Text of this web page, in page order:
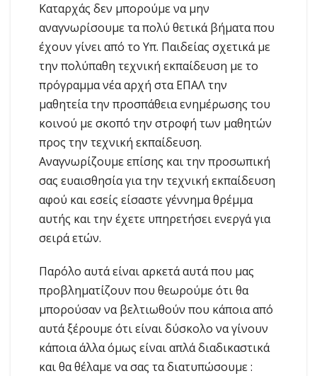
Καταρχάς δεν μπορούμε να μην
αναγνωρίσουμε τα πολύ θετικά βήματα που
έχουν γίνει από το Υπ. Παιδείας σχετικά με
την πολύπαθη τεχνική εκπαίδευση με το
πρόγραμμα νέα αρχή στα ΕΠΑΛ την
μαθητεία την προσπάθεια ενημέρωσης του
κοινού με σκοπό την στροφή των μαθητών
προς την τεχνική εκπαίδευση.
Αναγνωρίζουμε επίσης και την προσωπική
σας ευαισθησία για την τεχνική εκπαίδευση
αφού και εσείς είσαστε γέννημα θρέμμα
αυτής και την έχετε υπηρετήσει ενεργά για
σειρά ετών.
Παρόλο αυτά είναι αρκετά αυτά που μας
προβληματίζουν που θεωρούμε ότι θα
μπορούσαν να βελτιωθούν που κάποια από
αυτά ξέρουμε ότι είναι δύσκολο να γίνουν
κάποια άλλα όμως είναι απλά διαδικαστικά
και θα θέλαμε να σας τα διατυπώσουμε :